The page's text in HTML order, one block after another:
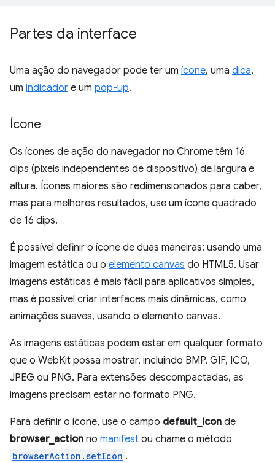
Partes da interface
Uma ação do navegador pode ter um ícone, uma dica,
um indicador e um pop-up.
Ícone
Os ícones de ação do navegador no Chrome têm 16
dips (pixels independentes de dispositivo) de largura e
altura. Ícones maiores são redimensionados para caber,
mas para melhores resultados, use um ícone quadrado
de 16 dips.
É possível definir o ícone de duas maneiras: usando uma
imagem estática ou o elemento canvas do HTML5. Usar
imagens estáticas é mais fácil para aplicativos simples,
mas é possível criar interfaces mais dinâmicas, como
animações suaves, usando o elemento canvas.
As imagens estáticas podem estar em qualquer formato
que o WebKit possa mostrar, incluindo BMP, GIF, ICO,
JPEG ou PNG. Para extensões descompactadas, as
imagens precisam estar no formato PNG.
Para definir o ícone, use o campo default_icon de
browser_action no manifest ou chame o método
browserAction.setIcon .